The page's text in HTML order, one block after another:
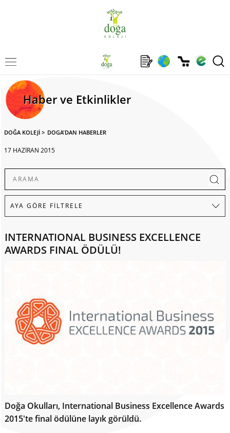
Haber ve Etkinlikler
DOĞA KOLEJİ > DOGA'DAN HABERLER
17 HAZİRAN 2015
INTERNATIONAL BUSINESS EXCELLENCE
AWARDS FINAL ÖDÜLÜ!
Doğa Okulları, International Business Excellence Awards
2015'te final ödülüne layık görüldü.